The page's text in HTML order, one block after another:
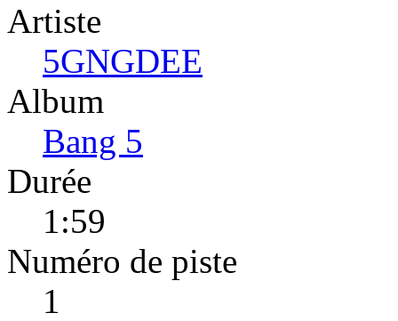
Artiste
5GNGDEE
Album
Bang 5
Durée
1:59
Numéro de piste
1